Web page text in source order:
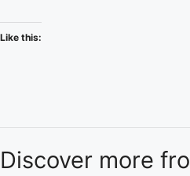
Like this:
Discover more